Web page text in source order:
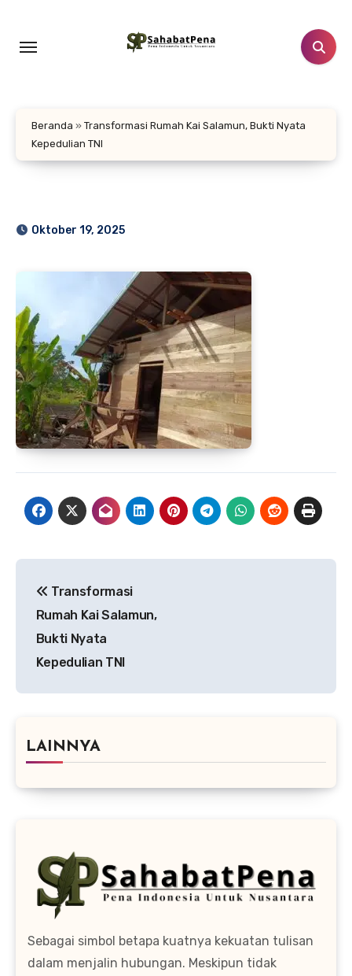
konten
Beranda » Transformasi Rumah Kai Salamun, Bukti Nyata
Kepedulian TNI
Oktober 19, 2025
pos
Transformasi
Rumah Kai Salamun,
Bukti Nyata
Kepedulian TNI
LAINNYA
Sebagai simbol betapa kuatnya kekuatan tulisan
dalam menjalin hubungan. Meskipun tidak